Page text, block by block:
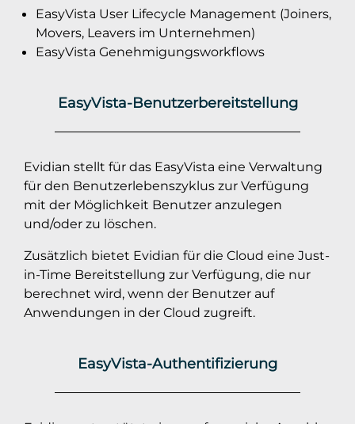
EasyVista User Lifecycle Management (Joiners,
Movers, Leavers im Unternehmen)
EasyVista Genehmigungsworkflows
EasyVista-Benutzerbereitstellung
Evidian stellt für das EasyVista eine Verwaltung
für den Benutzerlebenszyklus zur Verfügung
mit der Möglichkeit Benutzer anzulegen
und/oder zu löschen.
Zusätzlich bietet Evidian für die Cloud eine Just-
in-Time Bereitstellung zur Verfügung, die nur
berechnet wird, wenn der Benutzer auf
Anwendungen in der Cloud zugreift.
EasyVista-Authentifizierung